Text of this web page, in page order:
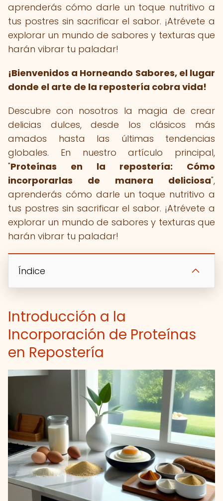
aprenderás cómo darle un toque nutritivo a
tus postres sin sacrificar el sabor. ¡Atrévete a
explorar un mundo de sabores y texturas que
harán vibrar tu paladar!
¡Bienvenidos a Horneando Sabores, el lugar
donde el arte de la repostería cobra vida!
Descubre con nosotros la magia de crear
delicias dulces, desde los clásicos más
amados hasta las últimas tendencias
globales. En nuestro artículo principal,
"Proteínas en la repostería: Cómo
incorporarlas de manera deliciosa",
aprenderás cómo darle un toque nutritivo a
tus postres sin sacrificar el sabor. ¡Atrévete a
explorar un mundo de sabores y texturas que
harán vibrar tu paladar!
Índice
Introducción a la
Incorporación de Proteínas
en Repostería